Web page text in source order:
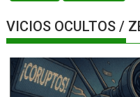
VICIOS OCULTOS /